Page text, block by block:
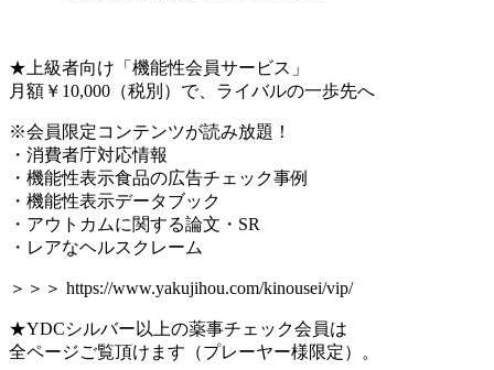
★上級者向け「機能性会員サービス」
月額￥10,000（税別）で、ライバルの一歩先へ
※会員限定コンテンツが読み放題！
・消費者庁対応情報
・機能性表示食品の広告チェック事例
・機能性表示データブック
・アウトカムに関する論文・SR
・レアなヘルスクレーム
＞＞＞ https://www.yakujihou.com/kinousei/vip/
★YDCシルバー以上の薬事チェック会員は
全ページご覧頂けます（プレーヤー様限定）。